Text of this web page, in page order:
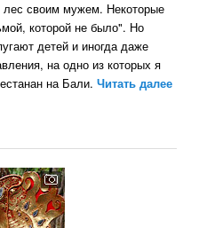
лес своим мужем. Некоторые
которой не было". Но
детей и иногда даже
на одно из которых я
на Бали.Читать далее